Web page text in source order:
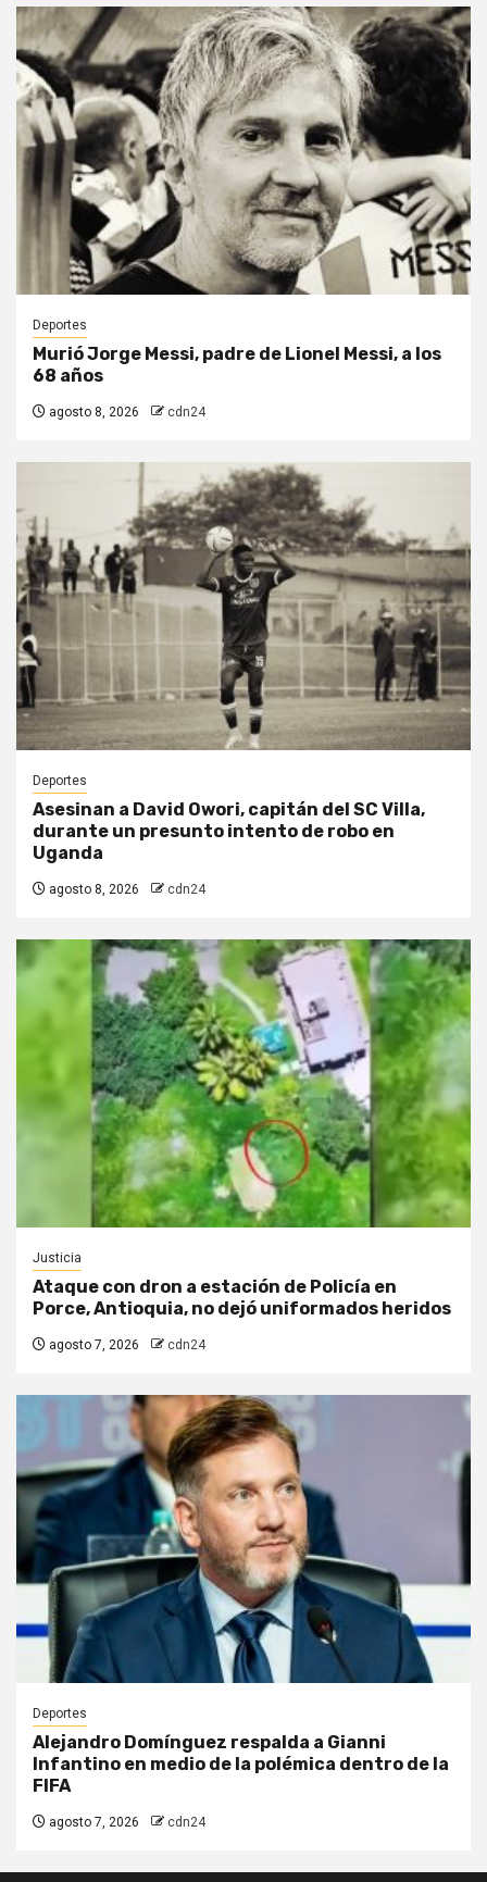
Deportes
Murió Jorge Messi, padre de Lionel Messi, a los
68 años
agosto 8, 2026 cdn24
Deportes
Asesinan a David Owori, capitán del SC Villa,
durante un presunto intento de robo en
Uganda
agosto 8, 2026 cdn24
Justicia
Ataque con dron a estación de Policía en
Porce, Antioquia, no dejó uniformados heridos
agosto 7, 2026 cdn24
Deportes
Alejandro Domínguez respalda a Gianni
Infantino en medio de la polémica dentro de la
FIFA
agosto 7, 2026 cdn24